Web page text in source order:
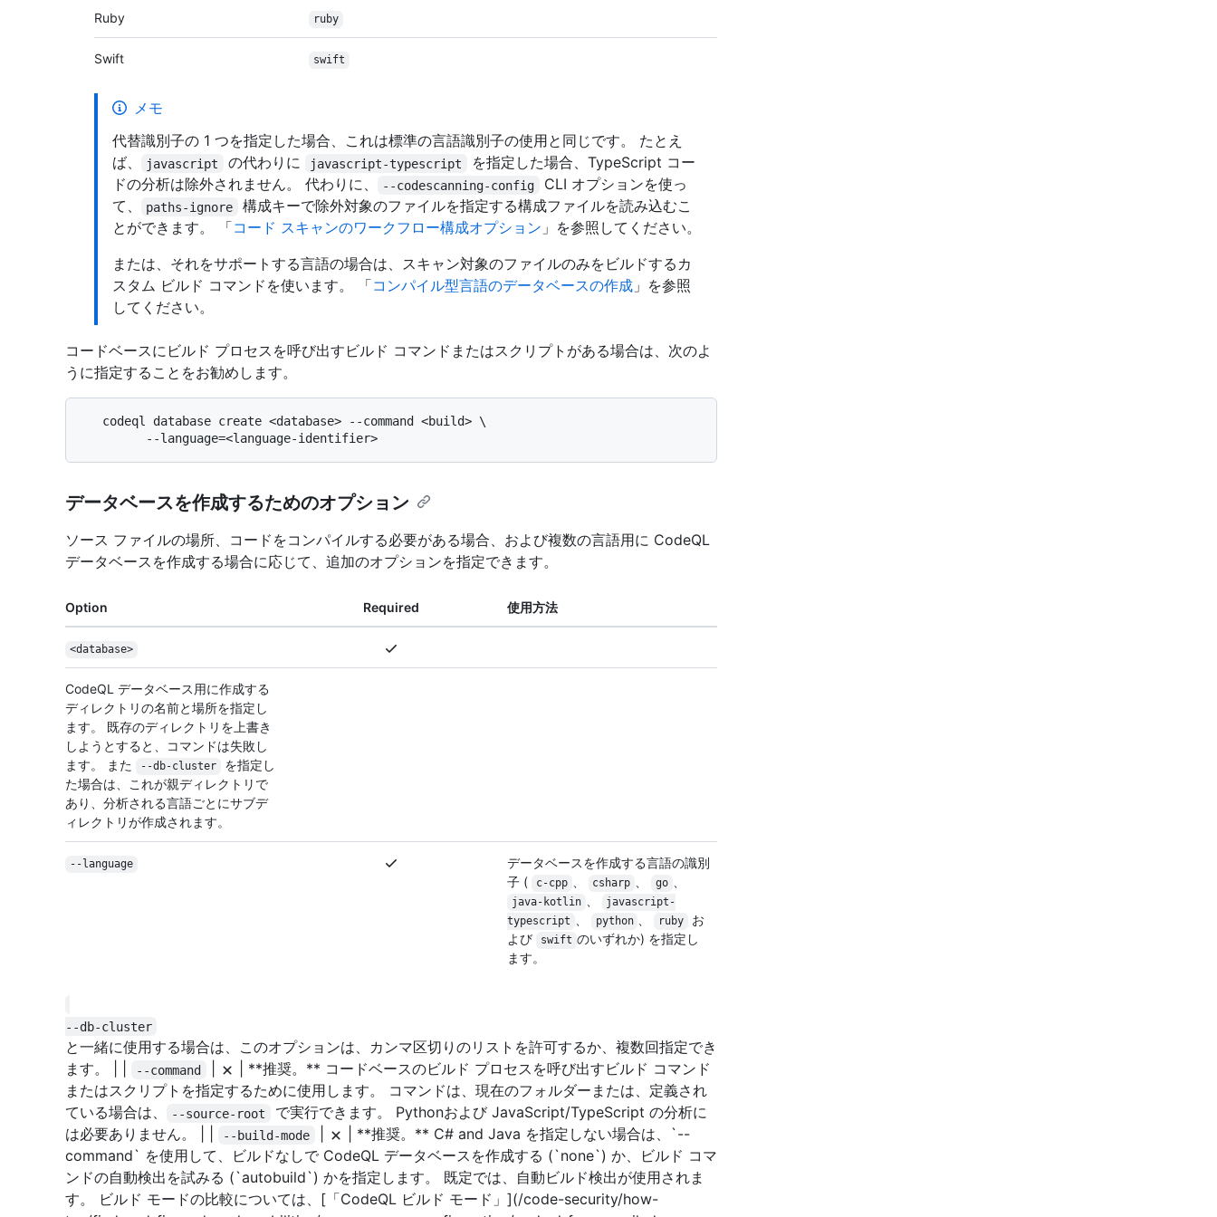
Ruby ruby
Swift swift
メモ
代替識別子の 1 つを指定した場合、これは標準の言語識別子の使用と同じです。 たとえ
ば、
javascript の代わりに javascript-typescript
を指定した場合、TypeScript コー
ドの分析は除外されません。 代わりに、
--codescanning-config
CLI オプションを使っ
て、
paths-ignore
構成キーで除外対象のファイルを指定する構成ファイルを読み込むこ
とができます。 「コード スキャンのワークフロー構成オプション 」を参照してください。
または、それをサポートする言語の場合は、スキャン対象のファイルのみをビルドするカ
スタム ビルド コマンドを使います。 「コンパイル型言語のデータベースの作成 」を参照
してください。
コードベースにビルド プロセスを呼び出すビルド コマンドまたはスクリプトがある場合は、次のよ
うに指定することをお勧めします。
データベースを作成するためのオプション
ソース ファイルの場所、コードをコンパイルする必要がある場合、および複数の言語用に CodeQL
データベースを作成する場合に応じて、追加のオプションを指定できます。
Option Required 使用方法
<database>
CodeQL データベース用に作成する
ディレクトリの名前と場所を指定し
ます。 既存のディレクトリを上書き
しようとすると、コマンドは失敗し
ます。 また
--db-cluster
を指定し
た場合は、これが親ディレクトリで
あり、分析される言語ごとにサブデ
ィレクトリが作成されます。
--language
データベースを作成する言語の識別
子 (
c-cpp csharp go
java-kotlin
javascript-
typescript
python ruby
お
よび
swift のいずれか) を指定し
ます。
--db-cluster
と一緒に使用する場合は、このオプションは、カンマ区切りのリストを許可するか、複数回指定でき
ます。 | |
--command
| **推奨。** コードベースのビルド プロセスを呼び出すビルド コマンド
またはスクリプトを指定するために使用します。 コマンドは、現在のフォルダーまたは、定義され
ている場合は、
--source-root
で実行できます。 Pythonおよび JavaScript/TypeScript の分析に
は必要ありません。 | |
--build-mode
| **推奨。** C# and Java を指定しない場合は、`--
command` を使用して、ビルドなしで CodeQL データベースを作成する (`none`) か、ビルド コマ
ンドの自動検出を試みる (`autobuild`) かを指定します。 既定では、自動ビルド検出が使用されま
す。 ビルド モードの比較については、[「CodeQL ビルド モード」](/code-security/how-